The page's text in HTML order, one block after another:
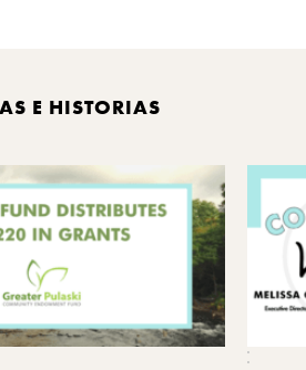
E HISTORIAS